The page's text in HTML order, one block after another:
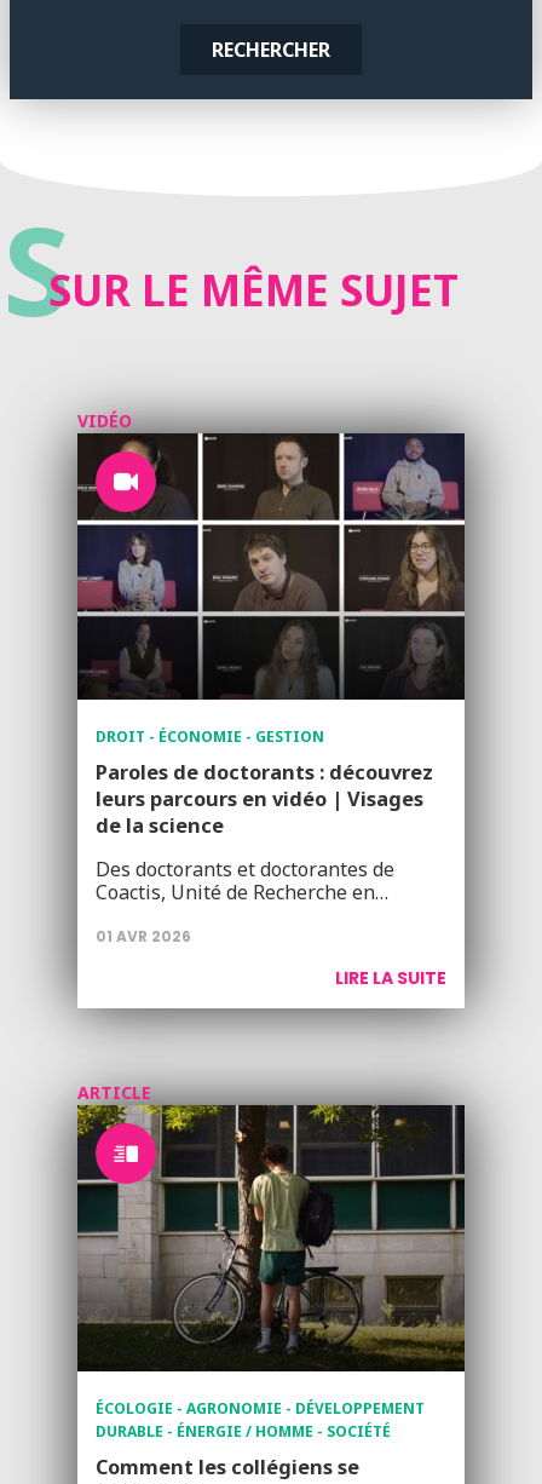
RECHERCHER
SSUR LE MÊME SUJET
VIDÉO
DROIT - ÉCONOMIE - GESTION
Paroles de doctorants : découvrez
leurs parcours en vidéo | Visages
de la science
Des doctorants et doctorantes de
Coactis, Unité de Recherche en…
01 AVR 2026
LIRE LA SUITE
ARTICLE
ÉCOLOGIE - AGRONOMIE - DÉVELOPPEMENT
DURABLE - ÉNERGIE / HOMME - SOCIÉTÉ
Comment les collégiens se